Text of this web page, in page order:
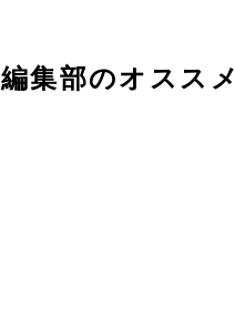
編集部のオススメ